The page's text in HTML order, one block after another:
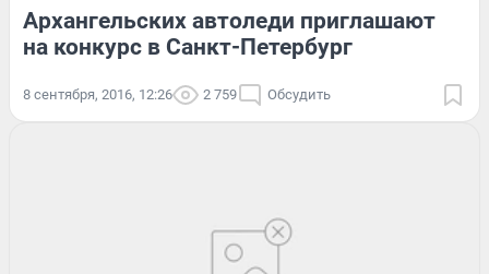
Архангельских автоледи приглашают
на конкурс в Санкт-Петербург
8 сентября, 2016, 12:26 2 759 Обсудить